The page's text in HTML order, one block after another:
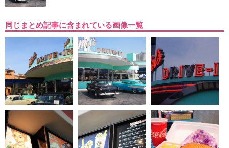
同じまとめ記事に含まれている画像一覧